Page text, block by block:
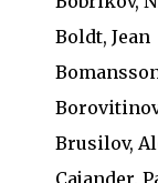
Boldt, Jean
Brusilov,
Cajander,